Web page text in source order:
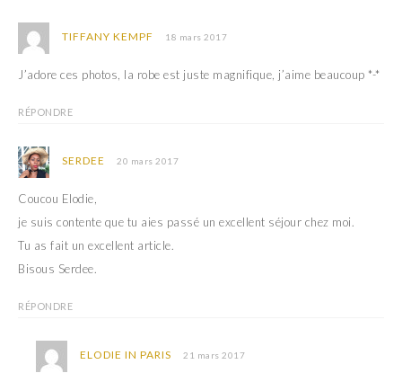
TIFFANY KEMPF 18 mars 2017
J’adore ces photos, la robe est juste magnifique, j’aime beaucoup *-*
RÉPONDRE
SERDEE 20 mars 2017
Coucou Elodie,
je suis contente que tu aies passé un excellent séjour chez moi.
Tu as fait un excellent article.
Bisous Serdee.
RÉPONDRE
ELODIE IN PARIS 21 mars 2017